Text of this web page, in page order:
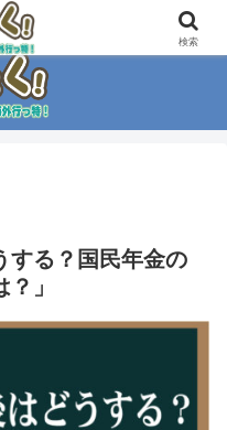
押商品紹介！！
する？国民年金の
」
検索